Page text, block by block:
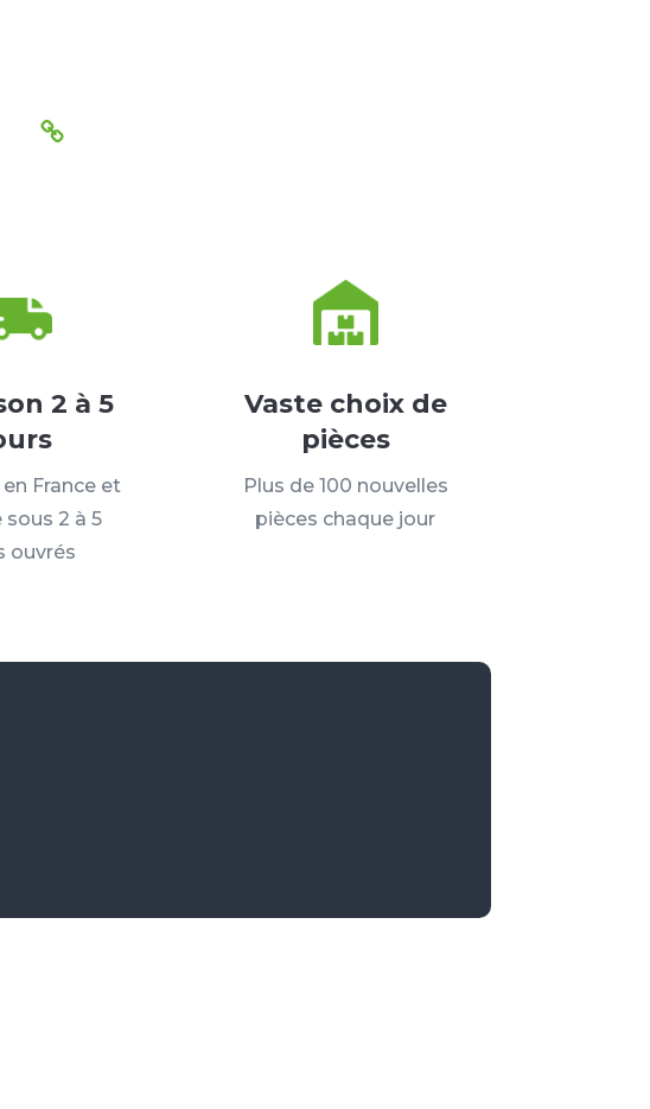
2 à 5
France et
sous 2 à 5
ouvrés
Vaste choix de
pièces
Plus de 100 nouvelles
pièces chaque jour